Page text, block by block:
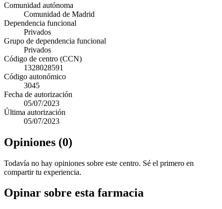
Comunidad autónoma
Comunidad de Madrid
Dependencia funcional
Privados
Grupo de dependencia funcional
Privados
Código de centro (CCN)
1328028591
Código autonómico
3045
Fecha de autorización
05/07/2023
Última autorización
05/07/2023
Opiniones (0)
Todavía no hay opiniones sobre este centro. Sé el primero en
compartir tu experiencia.
Opinar sobre esta farmacia